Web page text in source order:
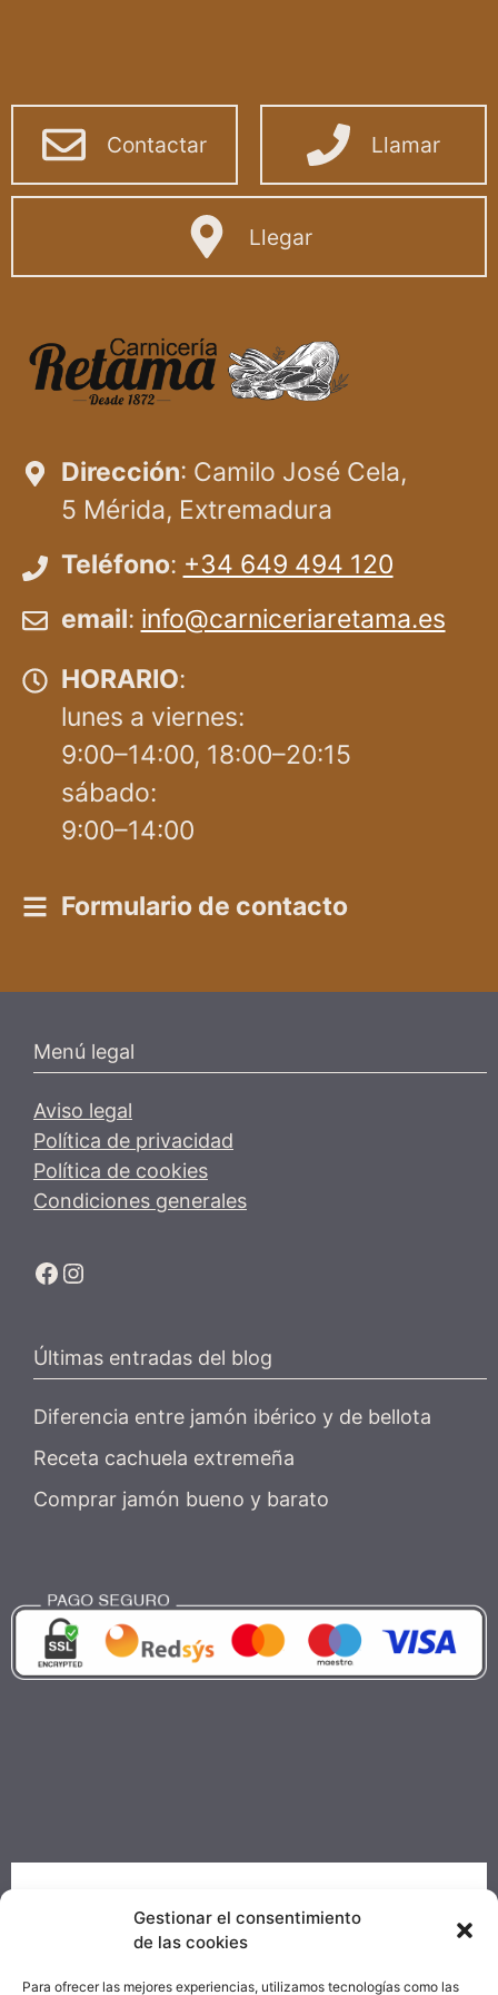
Gestionar el consentimiento
de las cookies
Para ofrecer las mejores experiencias, utilizamos tecnologías como las
Contactar Llamar
Llegar
Dirección: Camilo José Cela,
5 Mérida, Extremadura
Teléfono: +34 649 494 120
email: info@carniceriaretama.es
HORARIO:
lunes a viernes:
9:00–14:00, 18:00–20:15
sábado:
9:00–14:00
Formulario de contacto
Menú legal
Aviso legal
Política de privacidad
Política de cookies
Condiciones generales
Ir a la cuenta de facebook de Restaurante Tuétano
Ir a la cuenta de Instagram de Restaurante Tuétano
Últimas entradas del blog
Diferencia entre jamón ibérico y de bellota
Receta cachuela extremeña
Comprar jamón bueno y barato
PROYECTO DE COMERCIO ELECTRÓNICO Y
TIC
TIC y el acceso a las mismas"